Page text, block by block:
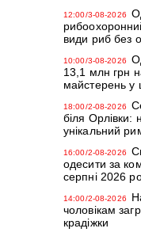
12:00/3-08-2026
види риб без
10:00/3-08-2026
13,1 млн грн
майстерень у
18:00/2-08-2026
біля Орлівки:
унікальний
16:00/2-08-2026
одесити за
серпні 2026
14:00/2-08-2026
чоловікам
крадіжки